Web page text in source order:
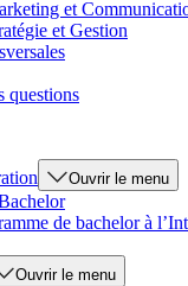
et
et Gestion
questions
Ouvrir le menu
de bachelor à
Ouvrir le menu